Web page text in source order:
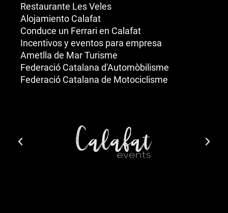
Restaurante Les Veles
Alojamiento Calafat
Conduce un Ferrari en Calafat
Incentivos y eventos para empresa
Ametlla de Mar Turisme
Federació Catalana d'Automòbilisme
Federació Catalana de Motociclisme